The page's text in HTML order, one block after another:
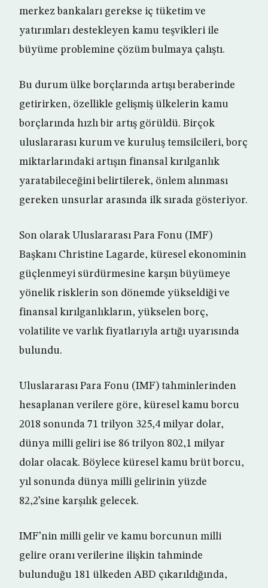
merkez bankaları gerekse iç tüketim ve
yatırımları destekleyen kamu teşvikleri ile
büyüme problemine çözüm bulmaya çalıştı.
Bu durum ülke borçlarında artışı beraberinde
getirirken, özellikle gelişmiş ülkelerin kamu
borçlarında hızlı bir artış görüldü. Birçok
uluslararası kurum ve kuruluş temsilcileri, borç
miktarlarındaki artışın finansal kırılganlık
yaratabileceğini belirtilerek, önlem alınması
gereken unsurlar arasında ilk sırada gösteriyor.
Son olarak Uluslararası Para Fonu (IMF)
Başkanı Christine Lagarde, küresel ekonominin
güçlenmeyi sürdürmesine karşın büyümeye
yönelik risklerin son dönemde yükseldiği ve
finansal kırılganlıkların, yükselen borç,
volatilite ve varlık fiyatlarıyla artığı uyarısında
bulundu.
Uluslararası Para Fonu (IMF) tahminlerinden
hesaplanan verilere göre, küresel kamu borcu
2018 sonunda 71 trilyon 325,4 milyar dolar,
dünya milli geliri ise 86 trilyon 802,1 milyar
dolar olacak. Böylece küresel kamu brüt borcu,
yıl sonunda dünya milli gelirinin yüzde
82,2’sine karşılık gelecek.
IMF’nin milli gelir ve kamu borcunun milli
gelire oranı verilerine ilişkin tahminde
bulunduğu 181 ülkeden ABD çıkarıldığında,